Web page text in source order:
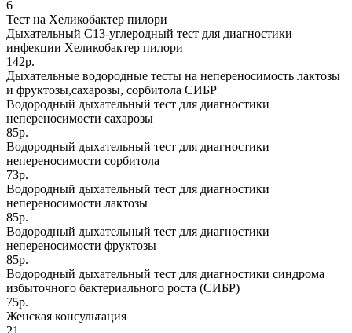
6
Тест на Хеликобактер пилори
Дыхательный С13-углеродный тест для диагностики
инфекции Хеликобактер пилори
142р.
Дыхательные водородные тесты на непереносимость лактозы
и фруктозы,сахарозы, сорбитола СИБР
Водородный дыхательный тест для диагностики
непереносимости сахарозы
85р.
Водородный дыхательный тест для диагностики
непереносимости сорбитола
73р.
Водородный дыхательный тест для диагностики
непереносимости лактозы
85р.
Водородный дыхательный тест для диагностики
непереносимости фруктозы
85р.
Водородный дыхательный тест для диагностики синдрома
избыточного бактериального роста (СИБР)
75р.
Женская консультация
21